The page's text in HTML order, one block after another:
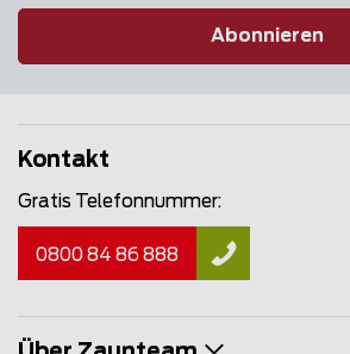
Abonnieren
Kontakt
Gratis Telefonnummer:
0800 84 86 888